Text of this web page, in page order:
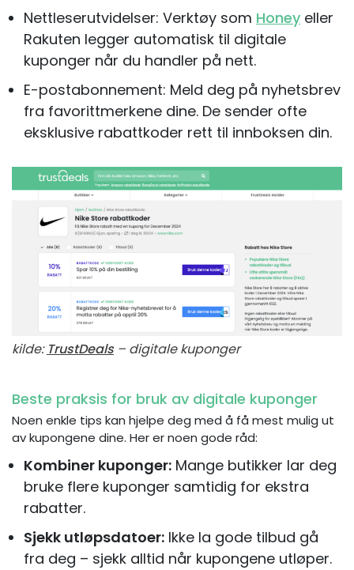
Nettleserutvidelser: Verktøy som Honey eller
Rakuten legger automatisk til digitale
kuponger når du handler på nett.
E-postabonnement: Meld deg på nyhetsbrev
fra favorittmerkene dine. De sender ofte
eksklusive rabattkoder rett til innboksen din.
kilde: TrustDeals– digitale kuponger
Beste praksis for bruk av digitale kuponger
Noen enkle tips kan hjelpe deg med å få mest mulig ut
av kupongene dine. Her er noen gode råd:
Kombiner kuponger: Mange butikker lar deg
bruke flere kuponger samtidig for ekstra
rabatter.
Sjekk utløpsdatoer: Ikke la gode tilbud gå
fra deg – sjekk alltid når kupongene utløper.